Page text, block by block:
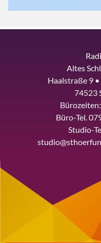
Altes
Haalstraße 9
74523
Büro-Tel.
Studio-